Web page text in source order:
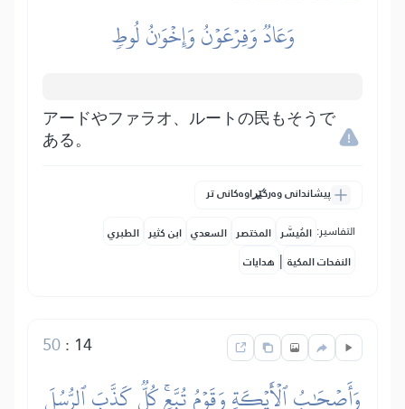
وَعَادٞ وَفِرۡعَوۡنُ وَإِخۡوَٰنُ لُوطٖ
アードやファラオ、ルートの民もそうで
ある。
پیشاندانی وەرگێڕاوەکانی تر
التفاسير: المُيسَّر المختصر السعدي ابن كثير الطبري
النفحات المكية | هدايات
14
:
50
وَأَصۡحَٰبُ ٱلۡأَيۡكَةِ وَقَوۡمُ تُبَّعٖۚ كُلّٞ كَذَّبَ ٱلرُّسُلَ